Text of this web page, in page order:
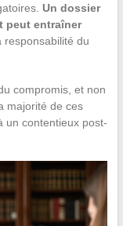
Un dossier
peut entraîner
du
compromis, et non
majorité de ces
un contentieux post-